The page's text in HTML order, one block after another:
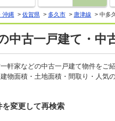
沖縄 > 佐賀県 > 多久市 > 唐津線 > 中多
中古一戸建て・中
軒家などの中古一戸建て物件を
物面積・土地面積・間取り・人
変更して再検索